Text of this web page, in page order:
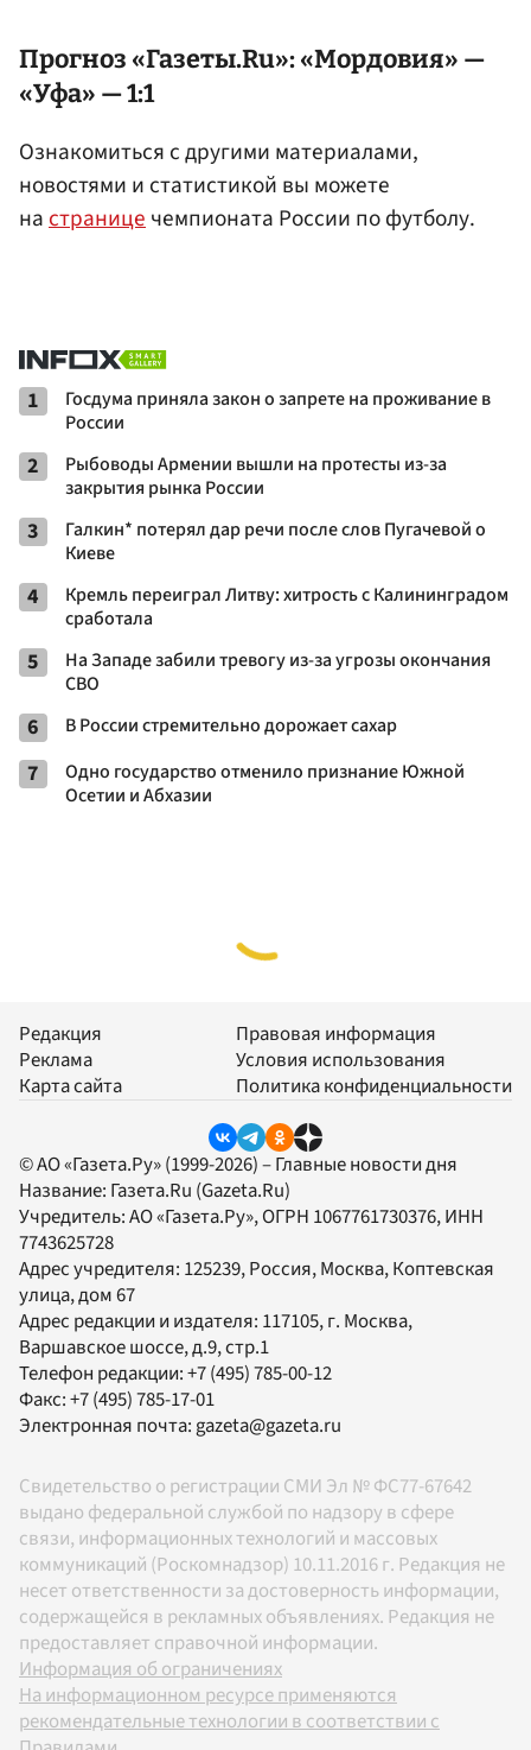
Прогноз «Газеты.Ru»: «Мордовия» —
«Уфа» — 1:1
Ознакомиться с другими материалами,
новостями и статистикой вы можете
настраницечемпионата России по футболу.
1
Госдума приняла закон о запрете на проживание в
России
2
Рыбоводы Армении вышли на протесты из-за
закрытия рынка России
3
Галкин* потерял дар речи после слов Пугачевой о
Киеве
4
Кремль переиграл Литву: хитрость с Калининградом
сработала
5
На Западе забили тревогу из-за угрозы окончания
СВО
6 В России стремительно дорожает сахар
7
Одно государство отменило признание Южной
Осетии и Абхазии
Редакция
Реклама
Карта сайта
Правовая информация
Условия использования
Политика конфиденциальности
© АО «Газета.Ру» (1999-2026) – Главные новости дня
Название: Газета.Ru (Gazeta.Ru)
Учредитель:АО «Газета.Ру», ОГРН 1067761730376, ИНН
7743625728
Адрес учредителя: 125239, Россия, Москва, Коптевская
улица, дом 67
Адрес редакции и издателя: 117105, г. Москва,
Варшавское шоссе, д.9, стр.1
Телефон редакции:+7 (495) 785-00-12
Факс:+7 (495) 785-17-01
Электронная почта:gazeta@gazeta.ru
Свидетельство о регистрации СМИ Эл № ФС77-67642
выдано федеральной службой по надзору в сфере
связи, информационных технологий и массовых
коммуникаций (Роскомнадзор) 10.11.2016 г. Редакция не
несет ответственности за достоверность информации,
содержащейся в рекламных объявлениях. Редакция не
предоставляет справочной информации.
Информация об ограничениях
На информационном ресурсе применяются
рекомендательные технологии в соответствии с